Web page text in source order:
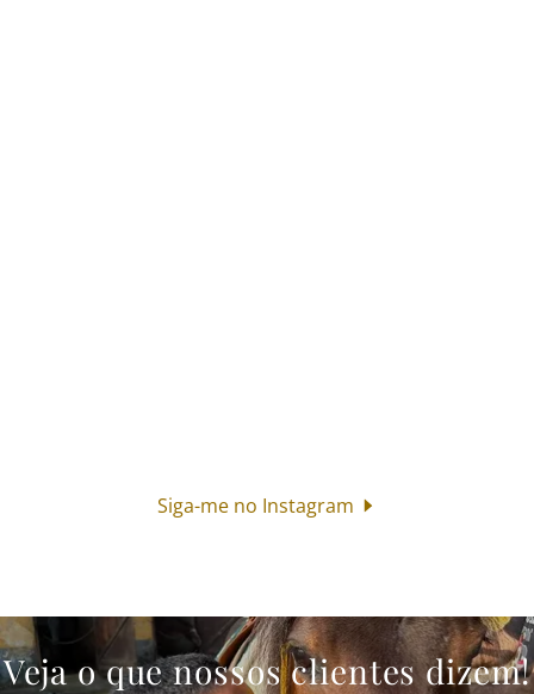
Siga-me no Instagram
Veja o que nossos clientes dizem!